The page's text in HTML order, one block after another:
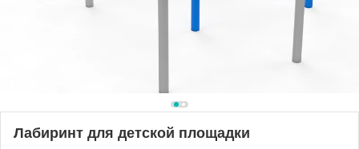
Лабиринт для детской площадки